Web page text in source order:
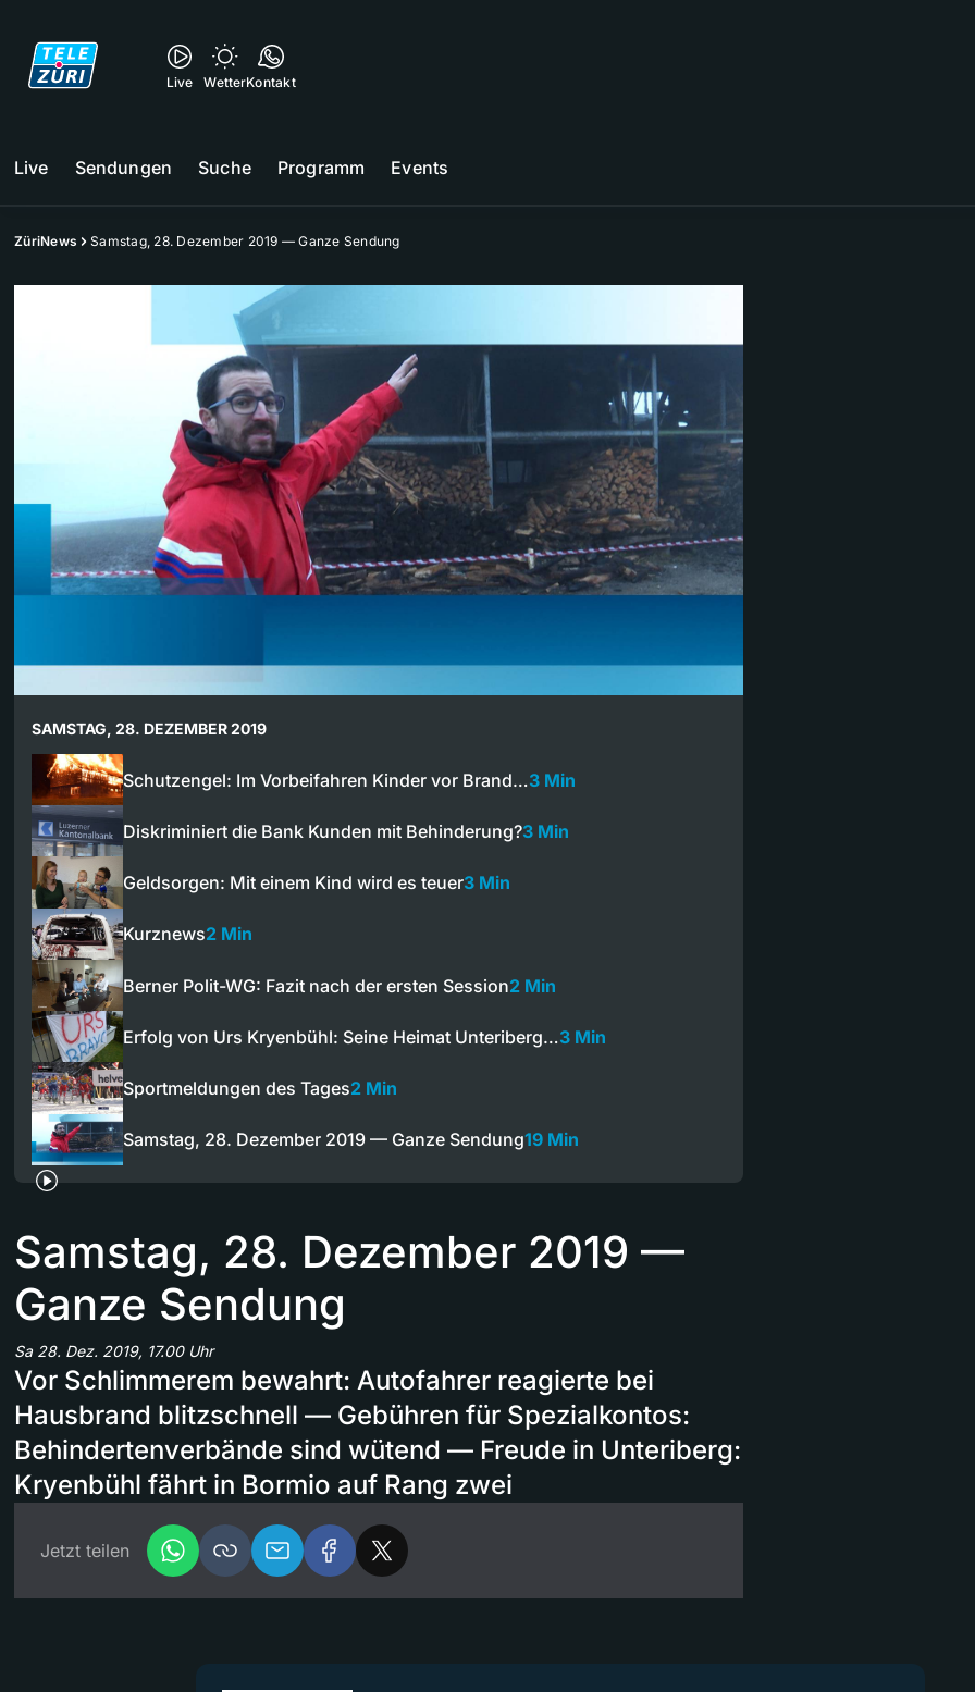
Live WetterKontakt
Live Sendungen Suche Programm Events
ZüriNews Samstag, 28. Dezember 2019 — Ganze Sendung
SAMSTAG, 28. DEZEMBER 2019
Schutzengel: Im Vorbeifahren Kinder vor Brand…3 Min
Diskriminiert die Bank Kunden mit Behinderung?3 Min
Geldsorgen: Mit einem Kind wird es teuer3 Min
Kurznews2 Min
Berner Polit-WG: Fazit nach der ersten Session2 Min
Erfolg von Urs Kryenbühl: Seine Heimat Unteriberg…3 Min
Sportmeldungen des Tages2 Min
Samstag, 28. Dezember 2019 — Ganze Sendung19 Min
Samstag, 28. Dezember 2019 —
Ganze Sendung
Sa 28. Dez. 2019, 17.00 Uhr
Vor Schlimmerem bewahrt: Autofahrer reagierte bei
Hausbrand blitzschnell — Gebühren für Spezialkontos:
Behindertenverbände sind wütend — Freude in Unteriberg:
Kryenbühl fährt in Bormio auf Rang zwei
Jetzt teilen